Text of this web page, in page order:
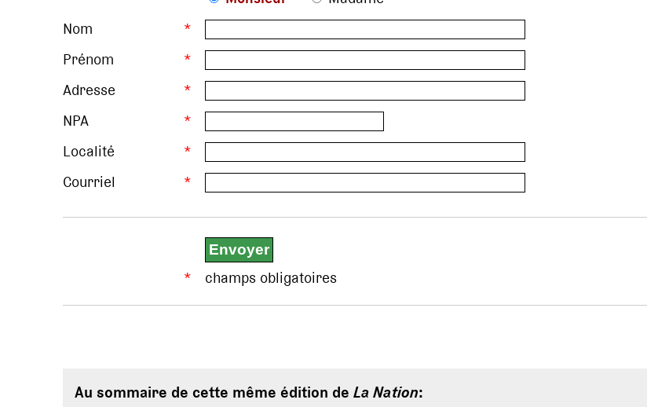
Nom
*
Prénom
*
Adresse
*
NPA
*
Localité
*
Courriel
*
* champs obligatoires
Au sommaire de cette même édition de La Nation: